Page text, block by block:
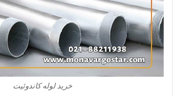
خرید لوله کاندوئیت